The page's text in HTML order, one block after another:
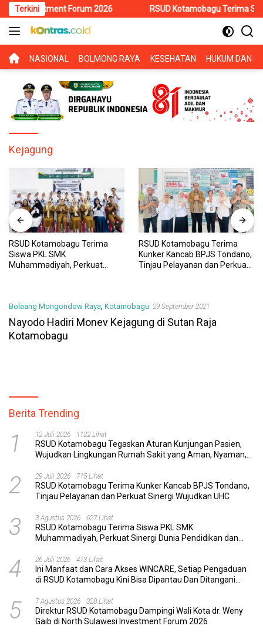
Langsung
ke
konten
TerkiniForum 2026 RSUD Kotamobagu Terima Siswa
BERANDA
NASIONAL BOLMONG RAYA KESEHATAN HUKUM DAN
Kejagung
RSUD Kotamobagu Terima
Siswa PKL SMK
Muhammadiyah, Perkuat
RSUD Kotamobagu Terima
Kunker Kancab BPJS Tondano,
Tinjau Pelayanan dan Perkuat
Bolaang Mongondow Raya, Kotamobagu 29 September 2021
Nayodo Hadiri Monev Kejagung di Sutan Raja
Kotamobagu
Berita Trending
1 12 Juli 2026 1122 Lihat
RSUD Kotamobagu Tegaskan Aturan Kunjungan Pasien,
Wujudkan Lingkungan Rumah Sakit yang Aman, Nyaman,
2 29 Juli 2026 715 Lihat
RSUD Kotamobagu Terima Kunker Kancab BPJS Tondano,
Tinjau Pelayanan dan Perkuat Sinergi Wujudkan UHC
3 3 Agustus 2026 627 Lihat
RSUD Kotamobagu Terima Siswa PKL SMK
Muhammadiyah, Perkuat Sinergi Dunia Pendidikan dan
4 26 Juli 2026 473 Lihat
Ini Manfaat dan Cara Akses WINCARE, Setiap Pengaduan
di RSUD Kotamobagu Kini Bisa Dipantau Dan Ditangani
5 7 Agustus 2026 328 Lihat
Direktur RSUD Kotamobagu Dampingi Wali Kota dr. Weny
Gaib di North Sulawesi Investment Forum 2026